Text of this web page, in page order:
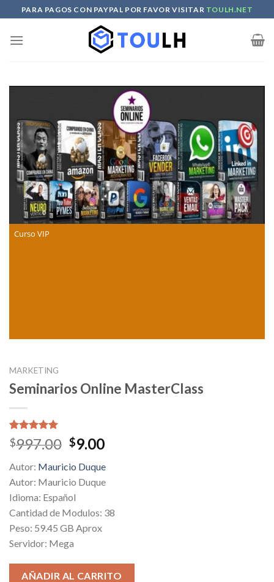
to
content
PARA PAGOS CON PAYPAL POR FAVOR VISITAR TOULH.NET
Curso VIP
MARKETING
Seminarios Online MasterClass
Valorado
5.00sobre
en
2
puntuaciones
de clientes
$997.00 Original
was:
$997.00.
$9.00Current
is:
$9.00.
Autor: Mauricio Duque
Autor: Mauricio Duque
Idioma: Español
Cantidad de Modulos: 38
Peso: 59.45 GB Aprox
Servidor: Mega
AÑADIR AL CARRITO